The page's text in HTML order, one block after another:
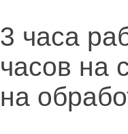
3 часа
часов на
на